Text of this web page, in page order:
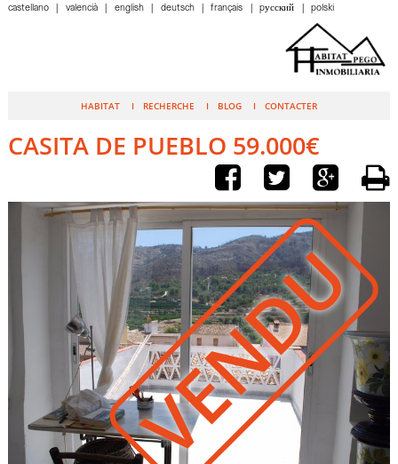
HABITAT RECHERCHE BLOG CONTACTER
castellano valencià english deutsch français pусский polski
CASITA DE PUEBLO 59.000€
VENDU